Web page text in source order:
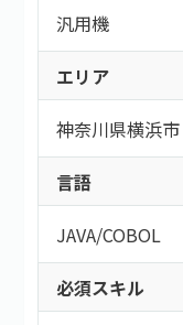
汎用機
エリア
神奈川県横浜市
言語
JAVA/COBOL
必須スキル